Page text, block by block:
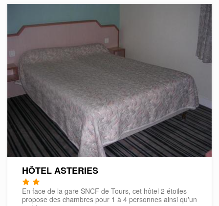
HÔTEL ASTERIES
En face de la gare SNCF de Tours, cet hôtel 2 étoiles
propose des chambres pour 1 à 4 personnes ainsi qu'un